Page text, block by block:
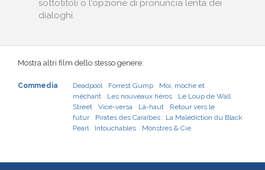
sottotitoli o l'opzione di pronuncia lenta dei
dialoghi.
Mostra altri film dello stesso genere:
Commedia Deadpool Forrest Gump
Moi, moche et
méchant
Les nouveaux héros
Le Loup de Wall
Street
Vice-versa Là-haut
Retour vers le
futur
Pirates des Caraïbes : La Malédiction du Black
Pearl
Intouchables Monstres & Cie